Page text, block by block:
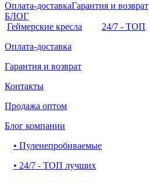
Оплата-доставкаГарантия и возврат
БЛОГ
Геймерские кресла
24/7 - ТОП
Оплата-доставка
Гарантия и возврат
Контакты
Продажа оптом
Блог компании
• Пуленепробиваемые
• 24/7 - ТОП лучших